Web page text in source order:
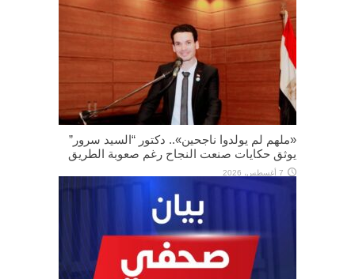
«ملهم لم يولدوا ناجحين».. دكتور “السيد سرور”
يوثق حكايات صنعت النجاح رغم صعوبة الطريق
7 أغسطس، 2026